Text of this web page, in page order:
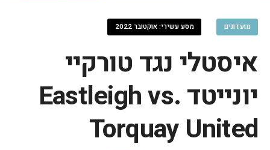
מועדונים מסע עשירי: אוקטובר 2022
איסטלי נגד טורקיי
יונייטד Eastleigh vs.
Torquay United